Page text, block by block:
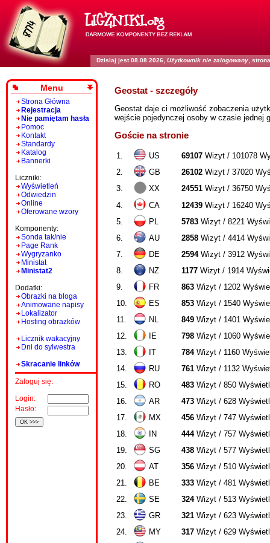
Dzisiaj jest 08.08.2026, Użytkownik nie zalogowany ,
Menu
Strona Główna
Rejestracja
Nie pamiętam hasła
Pomoc
Kontakt
Standardy
Katalog
Bannerki
Liczniki:
Wyświetleń
Odwiedzin
Online
Oferowane wzory
Komponenty:
Sonda tak/nie
Page Rank
Wygryzanko
Ministat
Ministat2
Dodatki:
Obrazki na bloga
Animowane napisy
Lokalizator
Hosting obrazków
Licznik wakacyjny
Dni do sylwestra
Skracanie linków
Zaloguj się:
Login:
Hasło:
Geostat - szczegóły
Geostat daje ci możliwość zobaczenia
wejście pojedynczej osoby w czasie jednej
Goście na stronie
1. US 69107 Wizyt / 101078
2.
GB 26102 Wizyt / 37020
3.
XX 24551 Wizyt / 36750
4.
CA 12439 Wizyt / 16240
5.
PL 5783 Wizyt / 8221
6.
AU 2858 Wizyt / 4414
7.
DE 2594Wizyt / 3912
8.
NZ 1177 Wizyt / 1914
9.
FR 863 Wizyt / 1202
10.
ES 853 Wizyt / 1540
11.
NL 849 Wizyt / 1401
12.
IE 798 Wizyt / 1060
13.
IT 784Wizyt / 1160
14.
RU 761 Wizyt / 1132
15.
RO 483 Wizyt / 850
16.
AR 473 Wizyt / 628
17.
MX 456 Wizyt / 747
18.
IN 444Wizyt / 757
19.
SG 438 Wizyt / 577
20.
AT 356 Wizyt / 510
21.
BE 333 Wizyt / 481
22.
SE 324Wizyt / 513
23.
GR 321 Wizyt / 623
24.
MY 317 Wizyt / 629